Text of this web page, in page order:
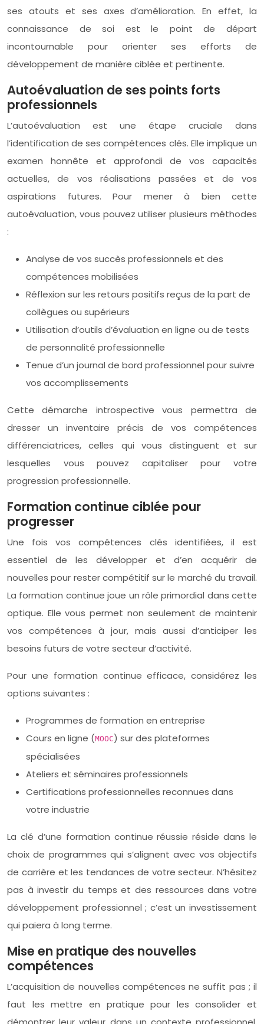
ses atouts et ses axes d’amélioration. En effet, la
connaissance de soi est le point de départ
incontournable pour orienter ses efforts de
développement de manière ciblée et pertinente.
Autoévaluation de ses points forts
professionnels
L’autoévaluation est une étape cruciale dans
l’identification de ses compétences clés. Elle implique un
examen honnête et approfondi de vos capacités
actuelles, de vos réalisations passées et de vos
aspirations futures. Pour mener à bien cette
autoévaluation, vous pouvez utiliser plusieurs méthodes
:
Analyse de vos succès professionnels et des
compétences mobilisées
Réflexion sur les retours positifs reçus de la part de
collègues ou supérieurs
Utilisation d’outils d’évaluation en ligne ou de tests
de personnalité professionnelle
Tenue d’un journal de bord professionnel pour suivre
vos accomplissements
Cette démarche introspective vous permettra de
dresser un inventaire précis de vos compétences
différenciatrices, celles qui vous distinguent et sur
lesquelles vous pouvez capitaliser pour votre
progression professionnelle.
Formation continue ciblée pour
progresser
Une fois vos compétences clés identifiées, il est
essentiel de les développer et d’en acquérir de
nouvelles pour rester compétitif sur le marché du travail.
La formation continue joue un rôle primordial dans cette
optique. Elle vous permet non seulement de maintenir
vos compétences à jour, mais aussi d’anticiper les
besoins futurs de votre secteur d’activité.
Pour une formation continue efficace, considérez les
options suivantes :
Programmes de formation en entreprise
Cours en ligne (MOOC) sur des plateformes
spécialisées
Ateliers et séminaires professionnels
Certifications professionnelles reconnues dans
votre industrie
La clé d’une formation continue réussie réside dans le
choix de programmes qui s’alignent avec vos objectifs
de carrière et les tendances de votre secteur. N’hésitez
pas à investir du temps et des ressources dans votre
développement professionnel ; c’est un investissement
qui paiera à long terme.
Mise en pratique des nouvelles
compétences
L’acquisition de nouvelles compétences ne suffit pas ; il
faut les mettre en pratique pour les consolider et